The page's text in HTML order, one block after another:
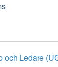
och Ledare